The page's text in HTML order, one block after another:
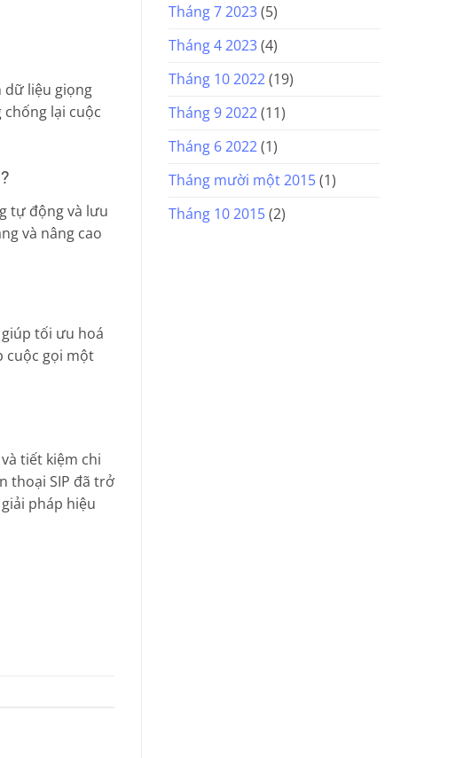
dữ liệu giọng
lại cuộc
tự động và lưu
và nâng cao
tối ưu hoá
cuộc gọi một
tiết kiệm chi
thoại SIP đã trở
pháp hiệu
Tháng 7 2023(5)
Tháng 4 2023(4)
Tháng 10 2022(19)
Tháng 9 2022(11)
Tháng 6 2022(1)
Tháng mười một 2015(1)
Tháng 10 2015(2)